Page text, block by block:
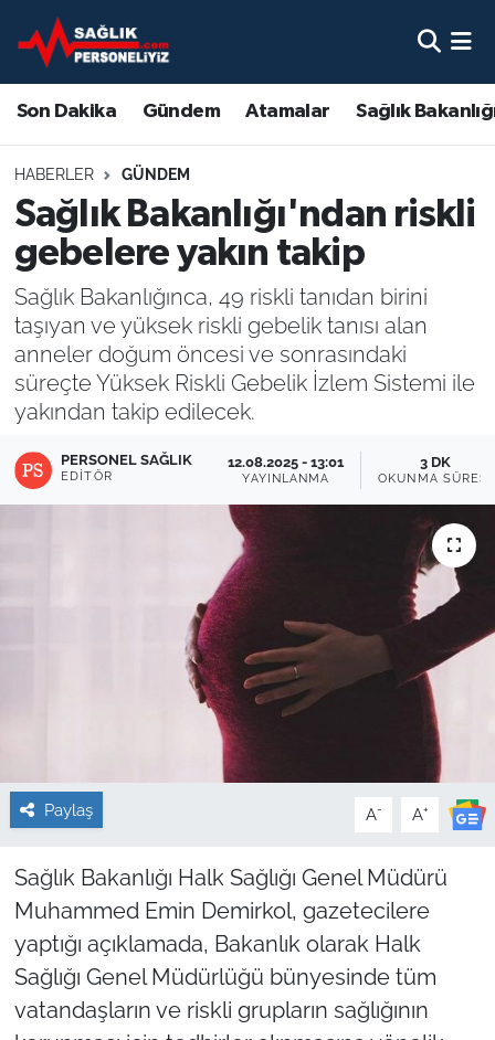
Son Dakika Gündem Atamalar Sağlık
HABERLER GÜNDEM
Sağlık Bakanlığı'ndan riskli
gebelere yakın takip
Sağlık Bakanlığınca, 49 riskli tanıdan birini
taşıyan ve yüksek riskli gebelik tanısı alan
anneler doğum öncesi ve sonrasındaki
süreçte Yüksek Riskli Gebelik İzlem Sistemi ile
yakından takip edilecek.
PERSONEL SAĞLIK
EDITÖR
12.08.2025 - 13:01
YAYINLANMA
3 DK
OKUNMA SÜRESI
Paylaş A- A+
Sağlık Bakanlığı Halk Sağlığı Genel Müdürü
Muhammed Emin Demirkol, gazetecilere
yaptığı açıklamada, Bakanlık olarak Halk
Sağlığı Genel Müdürlüğü bünyesinde tüm
vatandaşların ve riskli grupların sağlığının
Son Dakika
Gündem
Atamalar
Sağlık Bakanlığı
Mevzuat
Sendika
Sağlık Personeli Alımı
Eğitim
Kamu Alımları
Nöbetçi Eczaneler
Hava Durumu
Namaz Vakitleri
Trafik Durumu
Süper Lig Puan Durumu ve Fikstür
Tüm Manşetler
Son Dakika Haberleri
Haber Arşivi